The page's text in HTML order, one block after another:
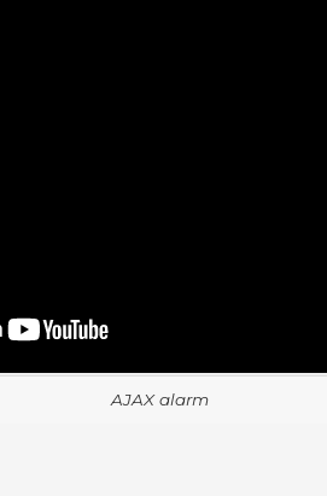
AJAX alarm